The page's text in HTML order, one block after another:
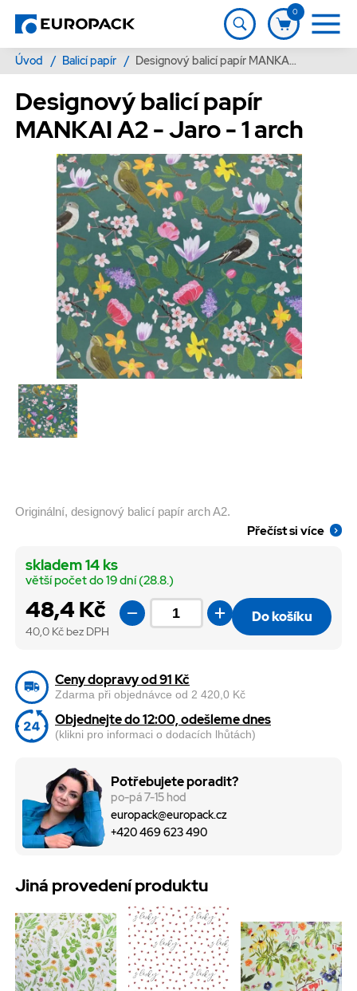
0
Úvod / Balicí papír / Designový balicí papír MANKAI A2 - Jaro - 1 arch
Designový balicí papír
MANKAI A2 - Jaro - 1 arch
Originální, designový balicí papír arch A2.
Přečíst si více
48,4 Kč
40,0 Kč bez DPH
skladem 14 ks
větší počet do 19 dní (28.8.)
Do košíku
Ceny dopravy od 91 Kč
Zdarma při objednávce od 2 420,0 Kč
Objednejte do 12:00, odešleme dnes
(klikni pro informaci o dodacích lhůtách)
Potřebujete poradit?
po-pá 7-15 hod
europack@europack.cz
+420 469 623 490
Jiná provedení produktu